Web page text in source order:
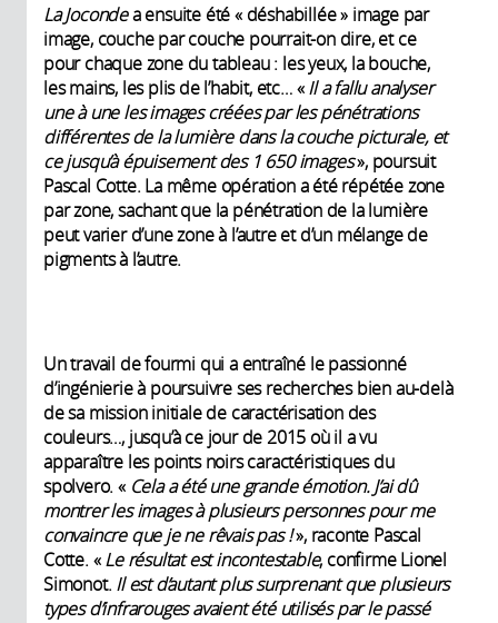
La Jocondea ensuite été « déshabillée » image par
image, couche par couche pourrait-on dire, et ce
pour chaque zone du tableau : les yeux, la bouche,
les mains, les plis de l’habit, etc… «Il a fallu analyser
une à une les images créées par les pénétrations
différentes de la lumière dans la couche picturale, et
ce jusqu’à épuisement des 1 650 images», poursuit
Pascal Cotte. La même opération a été répétée zone
par zone, sachant que la pénétration de la lumière
peut varier d’une zone à l’autre et d’un mélange de
pigments à l’autre.
Un travail de fourmi qui a entraîné le passionné
d’ingénierie à poursuivre ses recherches bien au-delà
de sa mission initiale de caractérisation des
couleurs…, jusqu’à ce jour de 2015 où il a vu
apparaître les points noirs caractéristiques du
spolvero. « Cela a été une grande émotion. J’ai dû
montrer les images à plusieurs personnes pour me
convaincre que je ne rêvais pas !», raconte Pascal
Cotte. «Le résultat est incontestable, confirme Lionel
Simonot. Il est d’autant plus surprenant que plusieurs
types d’infrarouges avaient été utilisés par le passé